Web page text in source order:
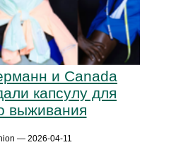
и Canada
капсулу для
выживания
— 2026-04-11